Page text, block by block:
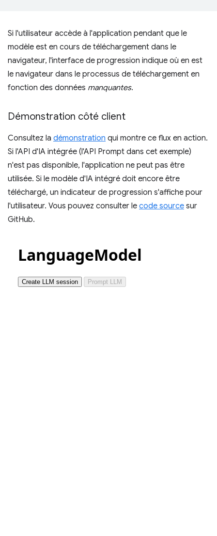
Si l'utilisateur accède à l'application pendant que le
modèle est en cours de téléchargement dans le
navigateur, l'interface de progression indique où en est
le navigateur dans le processus de téléchargement en
fonction des données manquantes.
Démonstration côté client
Consultez la démonstration qui montre ce flux en action.
Si l'API d'IA intégrée (l'API Prompt dans cet exemple)
n'est pas disponible, l'application ne peut pas être
utilisée. Si le modèle d'IA intégré doit encore être
téléchargé, un indicateur de progression s'affiche pour
l'utilisateur. Vous pouvez consulter le code source sur
GitHub.